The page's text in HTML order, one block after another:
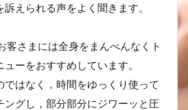
えられる声をよく聞きます。
客さまには全身をまんべんなくト
ーをおすすめしています。
ではなく，時間をゆっくり使って
ングし，部分部分にジワーッと圧